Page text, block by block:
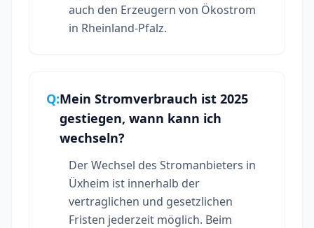
auch den Erzeugern von Ökostrom
in Rheinland-Pfalz.
Q:Mein Stromverbrauch ist 2025
gestiegen, wann kann ich
wechseln?
Der Wechsel des Stromanbieters in
Üxheim ist innerhalb der
vertraglichen und gesetzlichen
Fristen jederzeit möglich. Beim